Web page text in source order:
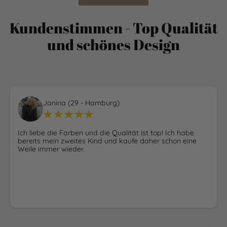
Kundenstimmen - Top Qualität
und schönes Design
Janina (29 - Hamburg)
Ich liebe die Farben und die Qualität ist top! Ich habe
bereits mein zweites Kind und kaufe daher schon eine
Weile immer wieder.